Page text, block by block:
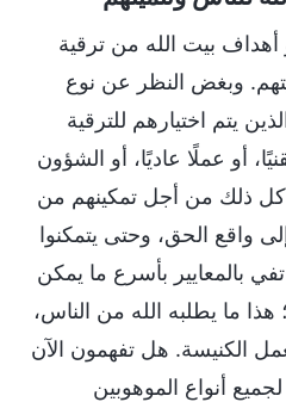
أهداف بيت الله من ترقية
وبغض النظر عن نوع
يتم اختيارهم للترقية
أو عملًا عاديًا، أو الشؤون
كل ذلك من أجل تمكينهم من
واقع الحق، وحتى يتمكنوا
بالمعايير بأسرع ما يمكن
ما يطلبه الله من الناس،
الكنيسة. هل تفهمون الآن
أنواع الموهوبين